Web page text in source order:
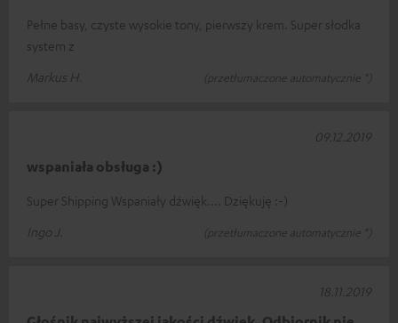
Pełne basy, czyste wysokie tony, pierwszy krem. Super słodka
system z
Markus H.
(przetłumaczone automatycznie *)
wspaniała obsługa :)
Super Shipping Wspaniały dźwięk.... Dziękuję :-)
Ingo J.
(przetłumaczone automatycznie *)
09.12.2019
18.11.2019